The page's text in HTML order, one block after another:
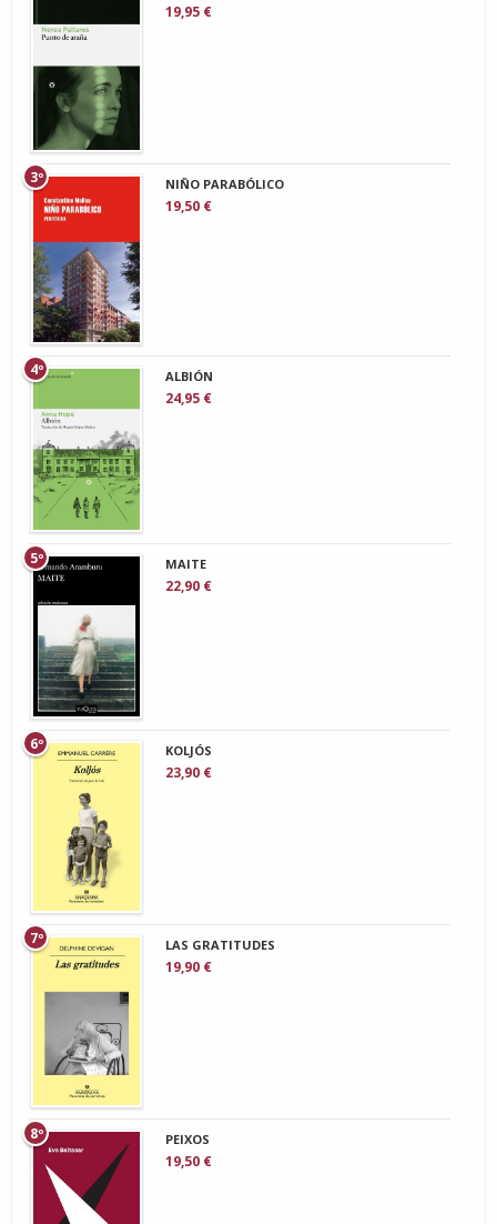
19,95 €
NIÑO PARABÓLICO
19,50 €
3º
ALBIÓN
24,95 €
4º
MAITE
22,90 €
5º
KOLJÓS
23,90 €
6º
LAS GRATITUDES
19,90 €
7º
PEIXOS
19,50 €
8º